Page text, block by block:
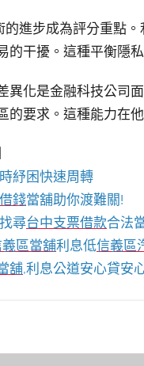
的進步成為評分重點
的干擾。這種平衡隱
異化是金融科技公司
的要求。這種能力在
紓困快速周轉
錢當舖助你渡難關!
尋台中支票借款合法
區當舖利息低信義區
舖,利息公道安心貸安